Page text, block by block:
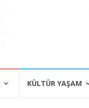
KÜLTÜR YAŞAM